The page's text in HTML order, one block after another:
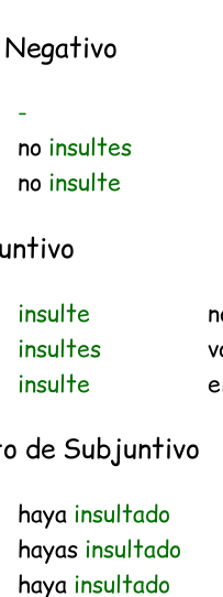
-
no insultes
no insulte
insulte
insultes
insulte
de Subjuntivo
haya insultado
hayas insultado
haya insultado